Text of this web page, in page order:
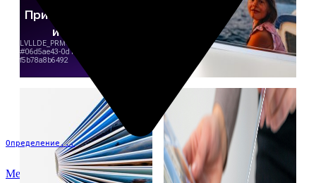
Определение...
Меню